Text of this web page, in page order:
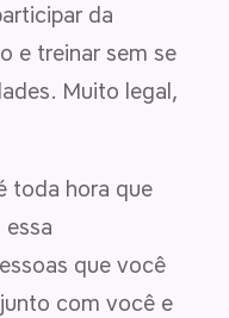
da
e treinar sem se
Muito legal,
toda hora que
que você
com você e